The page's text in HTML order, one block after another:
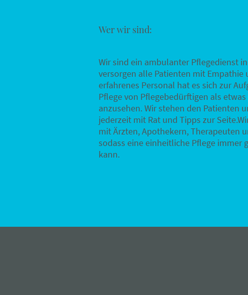
Wer wir sind:
Wir sind ein ambulanter Pflegedienst
versorgen alle Patienten mit Empathie
erfahrenes Personal hat es sich zur
Pflege von Pflegebedürftigen als
anzusehen. Wir stehen den Patienten
jederzeit mit Rat und Tipps zur
mit Ärzten, Apothekern, Therapeuten
sodass eine einheitliche Pflege immer
kann.